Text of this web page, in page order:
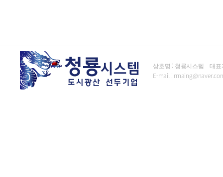
상호명 : 청룡시스템 대표
E-mail :